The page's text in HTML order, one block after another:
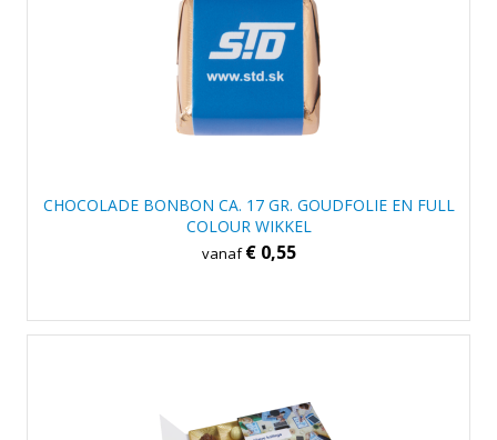
CHOCOLADE BONBON CA. 17 GR. GOUDFOLIE EN FULL
COLOUR WIKKEL
vanaf€ 0,55